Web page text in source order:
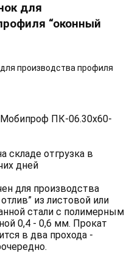
для
“оконный
ПК-06.30х60-
складе отгрузка в
дней
для производства
из листовой или
стали с полимерным
0,4 - 0,6 мм. Прокат
в два прохода -